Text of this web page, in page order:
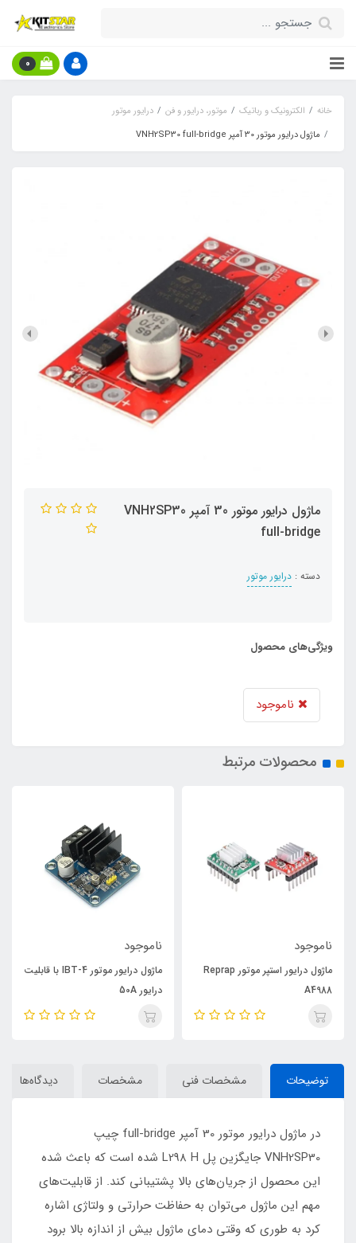
0
خانه الکترونیک و رباتیک موتور، درایور و فن
درایور موتور
ماژول درایور موتور 30 آمپر VNH2SP30 full-bridge
ماژول درایور موتور 30 آمپر VNH2SP30
full-bridge
دسته : درایور موتور
ویژگی‌های محصول
ناموجود
محصولات مرتبط
ناموجود
ماژول درایور استپر موتور Reprap
A4988
ناموجود
ماژول درایور موتور IBT-4 با قابلیت
درایور 50A
توضیحات مشخصات فنی مشخصات دیدگاه‌ها
در ماژول درایور موتور 30 آمپر full-bridge چیپ
VNH2SP30 جایگزین پل L298 H شده است که باعث شده
این محصول از جریان‌های بالا پشتیبانی کند. از قابلیت‌های
مهم این ماژول می‌توان به حفاظت حرارتی و ولتاژی اشاره
کرد به طوری که وقتی دمای ماژول بیش از اندازه بالا برود